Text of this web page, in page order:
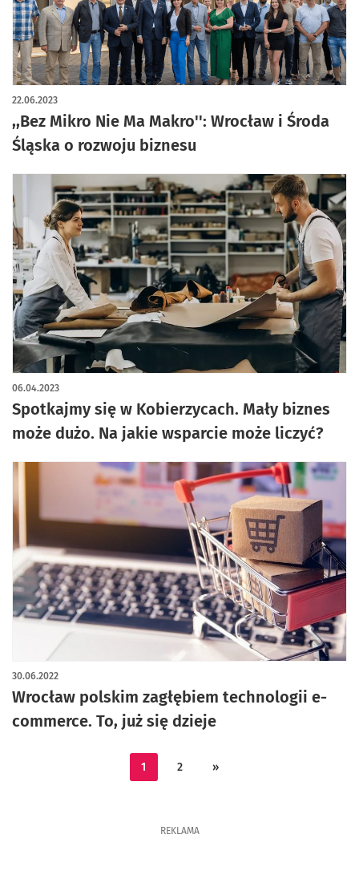
,,Bez Mikro Nie Ma Makro'': Wrocław i Środa
Śląska o rozwoju biznesu
22.06.2023
artykuł z galerią zdjęć
Spotkajmy się w Kobierzycach. Mały biznes
może dużo. Na jakie wsparcie może liczyć?
06.04.2023
Wrocław polskim zagłębiem technologii e-
commerce. To, już się dzieje
30.06.2022
1 2 »
REKLAMA